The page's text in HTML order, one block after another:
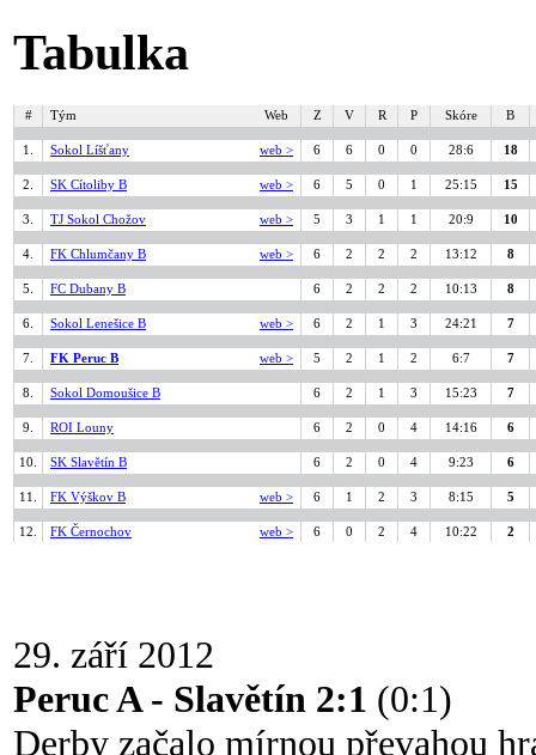
Tabulka
# Tým Web Z V R P Skóre B
1. Sokol Líšťany web > 6 6 0 0 28:6 18
2. SK Cítoliby B web > 6 5 0 1 25:15 15
3. TJ Sokol Chožov web > 5 3 1 1 20:9 10
4. FK Chlumčany B web > 6 2 2 2 13:12 8
5. FC Dubany B 6 2 2 2 10:13 8
6. Sokol Lenešice B web > 6 2 1 3 24:21 7
7. FK Peruc B web > 5 2 1 2 6:7 7
8. Sokol Domoušice B 6 2 1 3 15:23 7
9. ROI Louny 6 2 0 4 14:16 6
10. SK Slavětín B 6 2 0 4 9:23 6
11. FK Výškov B web > 6 1 2 3 8:15 5
12. FK Černochov web > 6 0 2 4 10:22 2
29. září 2012
Peruc A - Slavětín 2:1 (0:1)
Derby začalo mírnou převahou